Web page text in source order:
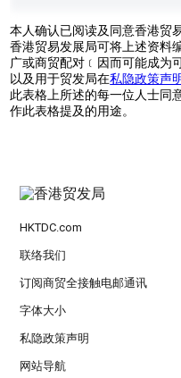
本人确认已阅读及同意香港贸
香港贸易发展局可将上述资料
广或商贸配对﹝因而可能成为
以及用于贸发局在私隐政策声
此表格上所述的每一位人士同
作此表格提及的用途。
HKTDC.com
联络我们
订阅商贸全接触电邮通讯
字体大小
私隐政策声明
网站导航